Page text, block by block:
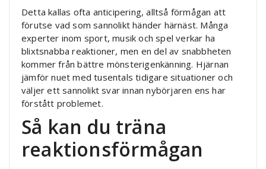
Detta kallas ofta anticipering, alltså förmågan att
förutse vad som sannolikt händer härnäst. Många
experter inom sport, musik och spel verkar ha
blixtsnabba reaktioner, men en del av snabbheten
kommer från bättre mönsterigenkänning. Hjärnan
jämför nuet med tusentals tidigare situationer och
väljer ett sannolikt svar innan nybörjaren ens har
förstått problemet.
Så kan du träna
reaktionsförmågan